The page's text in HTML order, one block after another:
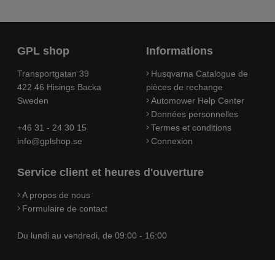
GPL shop
Transportgatan 39
422 46 Hisings Backa
Sweden
+46 31 - 24 30 15
info@gplshop.se
Informations
Husqvarna Catalogue de
pièces de rechange
Automower Help Center
Données personnelles
Termes et conditions
Connexion
Service client et heures d'ouverture
A propos de nous
Formulaire de contact
Du lundi au vendredi, de 09:00 - 16:00